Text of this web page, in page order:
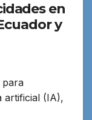
en
y
para
artificial (IA),